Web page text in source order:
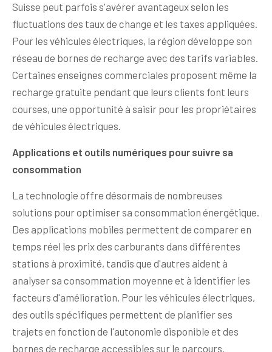
Suisse peut parfois s'avérer avantageux selon les
fluctuations des taux de change et les taxes appliquées.
Pour les véhicules électriques, la région développe son
réseau de bornes de recharge avec des tarifs variables.
Certaines enseignes commerciales proposent même la
recharge gratuite pendant que leurs clients font leurs
courses, une opportunité à saisir pour les propriétaires
de véhicules électriques.
Applications et outils numériques pour suivre sa
consommation
La technologie offre désormais de nombreuses
solutions pour optimiser sa consommation énergétique.
Des applications mobiles permettent de comparer en
temps réel les prix des carburants dans différentes
stations à proximité, tandis que d'autres aident à
analyser sa consommation moyenne et à identifier les
facteurs d'amélioration. Pour les véhicules électriques,
des outils spécifiques permettent de planifier ses
trajets en fonction de l'autonomie disponible et des
bornes de recharge accessibles sur le parcours.